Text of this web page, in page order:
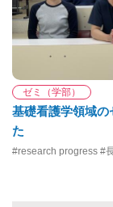
ゼミ（学部）
基礎看護学領域
た
#research progress #